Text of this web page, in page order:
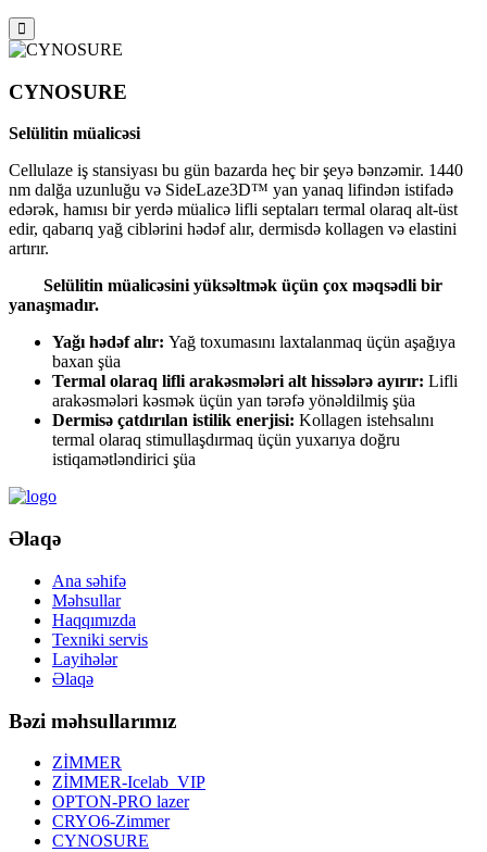
CYNOSURE
Selülitin müalicəsi
Cellulaze iş stansiyası bu gün bazarda heç bir şeyə bənzəmir. 1440
nm dalğa uzunluğu və SideLaze3D™ yan yanaq lifindən istifadə
edərək, hamısı bir yerdə müalicə lifli septaları termal olaraq alt-üst
edir, qabarıq yağ ciblərini hədəf alır, dermisdə kollagen və elastini
artırır.
Selülitin müalicəsini yüksəltmək üçün çox məqsədli bir
yanaşmadır.
Yağı hədəf alır: Yağ toxumasını laxtalanmaq üçün aşağıya
baxan şüa
Termal olaraq lifli arakəsmələri alt hissələrə ayırır: Lifli
arakəsmələri kəsmək üçün yan tərəfə yönəldilmiş şüa
Dermisə çatdırılan istilik enerjisi: Kollagen istehsalını
termal olaraq stimullaşdırmaq üçün yuxarıya doğru
istiqamətləndirici şüa
Əlaqə
Ana səhifə
Məhsullar
Haqqımızda
Texniki servis
Layihələr
Əlaqə
Bəzi məhsullarımız
ZİMMER
ZİMMER-Icelab_VIP
OPTON-PRO lazer
CRYO6-Zimmer
CYNOSURE